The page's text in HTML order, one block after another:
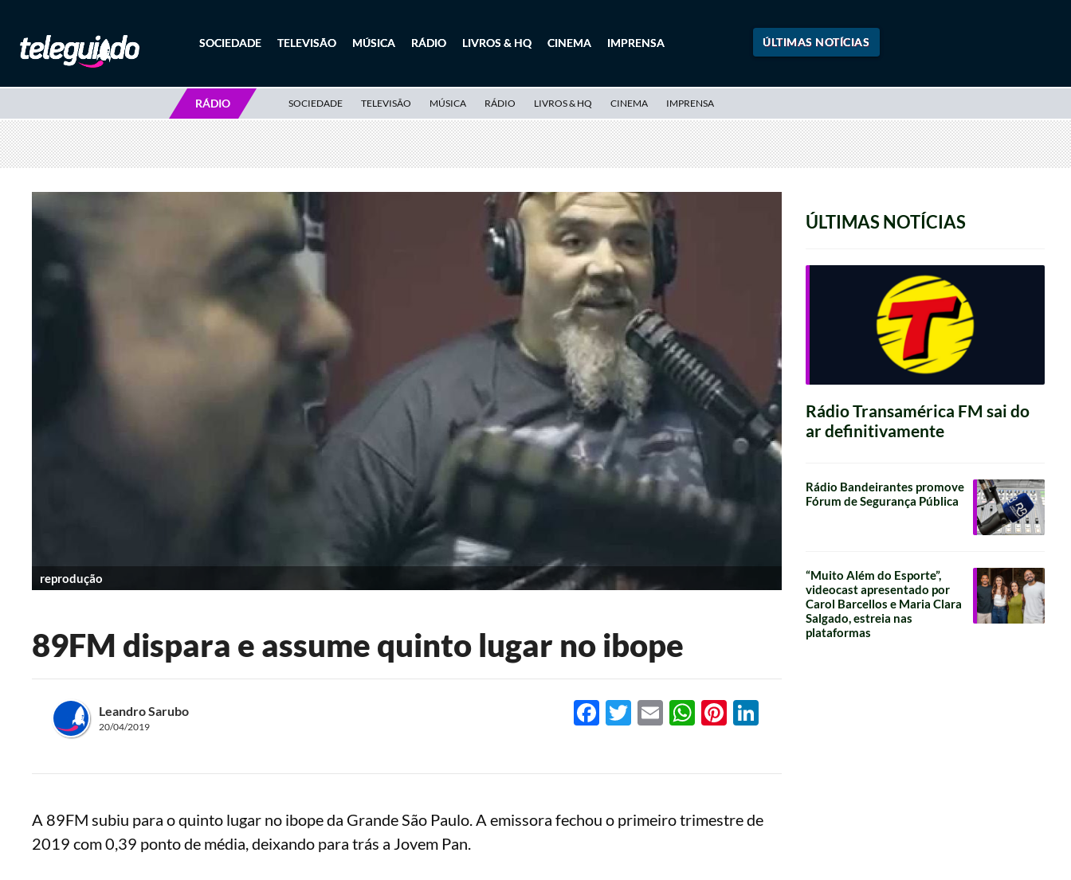
ÚLTIMAS NOTÍCIAS
SOCIEDADE TELEVISÃO MÚSICA RÁDIO LIVROS & HQ CINEMA IMPRENSA
RÁDIO SOCIEDADE TELEVISÃO MÚSICA RÁDIO LIVROS & HQ CINEMA IMPRENSA
reprodução
89FM dispara e assume quinto lugar no ibope
Leandro Sarubo
20/04/2019 Facebook
Twitter
EmailWhatsApp
Pinterest
LinkedIn
A 89FM subiu para o quinto lugar no ibope da Grande São Paulo. A emissora fechou o primeiro trimestre de
2019 com 0,39 ponto de média, deixando para trás a Jovem Pan.
ÚLTIMAS NOTÍCIAS
Rádio Transamérica FM sai do
ar definitivamente
Rádio Bandeirantes promove
Fórum de Segurança Pública
“Muito Além do Esporte”,
videocast apresentado por
Carol Barcellos e Maria Clara
Salgado, estreia nas
plataformas